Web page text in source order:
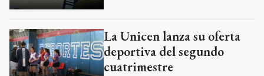
La Unicen lanza su oferta
deportiva del segundo
cuatrimestre